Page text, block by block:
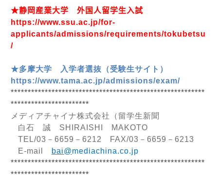
★静岡産業大学 外国人留学生入試
https://www.ssu.ac.jp/for-
applicants/admissions/requirements/tokubetsu
/
★多摩大学 入学者選抜（受験生サイト）
https://www.tama.ac.jp/admissions/exam/
*********************************************************
***********************
メディアチャイナ株式会社（留学生新聞
白石 誠 SHIRAISHI
MAKOTO
TEL/03 － 6659 － 6212 FAX/03 － 6659 － 6213
E-mail
bai@mediachina.co.jp
*********************************************************
***********************